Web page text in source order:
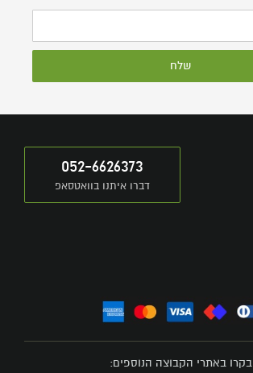
שלח
052-6626373
דברו איתנו בוואטסאפ
בקרו באתרי הקבוצה הנוספים: